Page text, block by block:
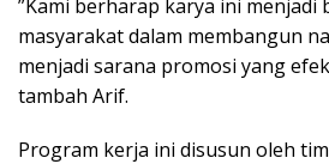
​”Kami berharap karya ini menjadi
masyarakat dalam membangun
menjadi sarana promosi yang
tambah Arif.
​Program kerja ini disusun oleh